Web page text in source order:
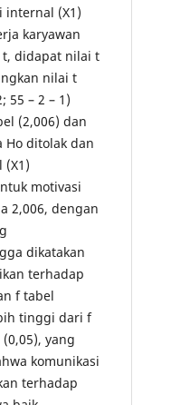
(X1)
karyawan
t, didapat nilai t
nilai t
55 – 2 – 1)
(2,006) dan
Ho ditolak dan
motivasi
2,006, dengan
dikatakan
terhadap
f tabel
tinggi dari f
yang
komunikasi
terhadap